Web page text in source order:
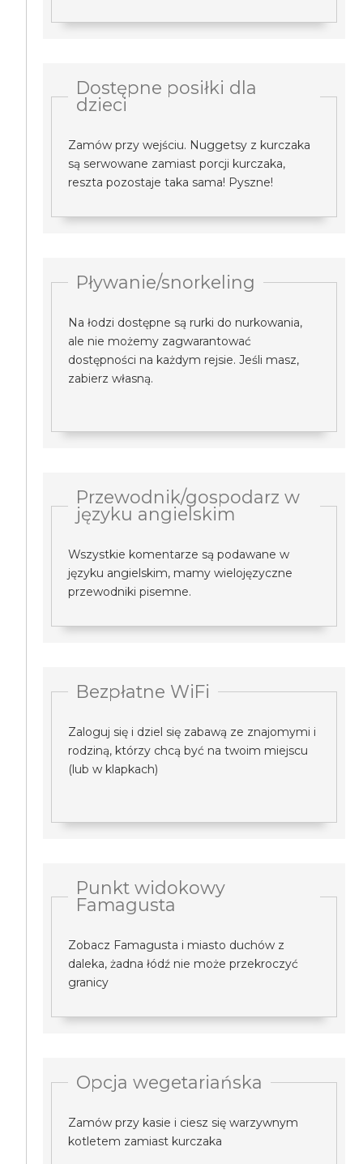
Dostępne posiłki dla
dzieci
Zamów przy wejściu. Nuggetsy z kurczaka
są serwowane zamiast porcji kurczaka,
reszta pozostaje taka sama! Pyszne!
Pływanie/snorkeling
Na łodzi dostępne są rurki do nurkowania,
ale nie możemy zagwarantować
dostępności na każdym rejsie. Jeśli masz,
zabierz własną.
Przewodnik/gospodarz w
języku angielskim
Wszystkie komentarze są podawane w
języku angielskim, mamy wielojęzyczne
przewodniki pisemne.
Bezpłatne WiFi
Zaloguj się i dziel się zabawą ze znajomymi i
rodziną, którzy chcą być na twoim miejscu
(lub w klapkach)
Punkt widokowy
Famagusta
Zobacz Famagusta i miasto duchów z
daleka, żadna łódź nie może przekroczyć
granicy
Opcja wegetariańska
Zamów przy kasie i ciesz się warzywnym
kotletem zamiast kurczaka